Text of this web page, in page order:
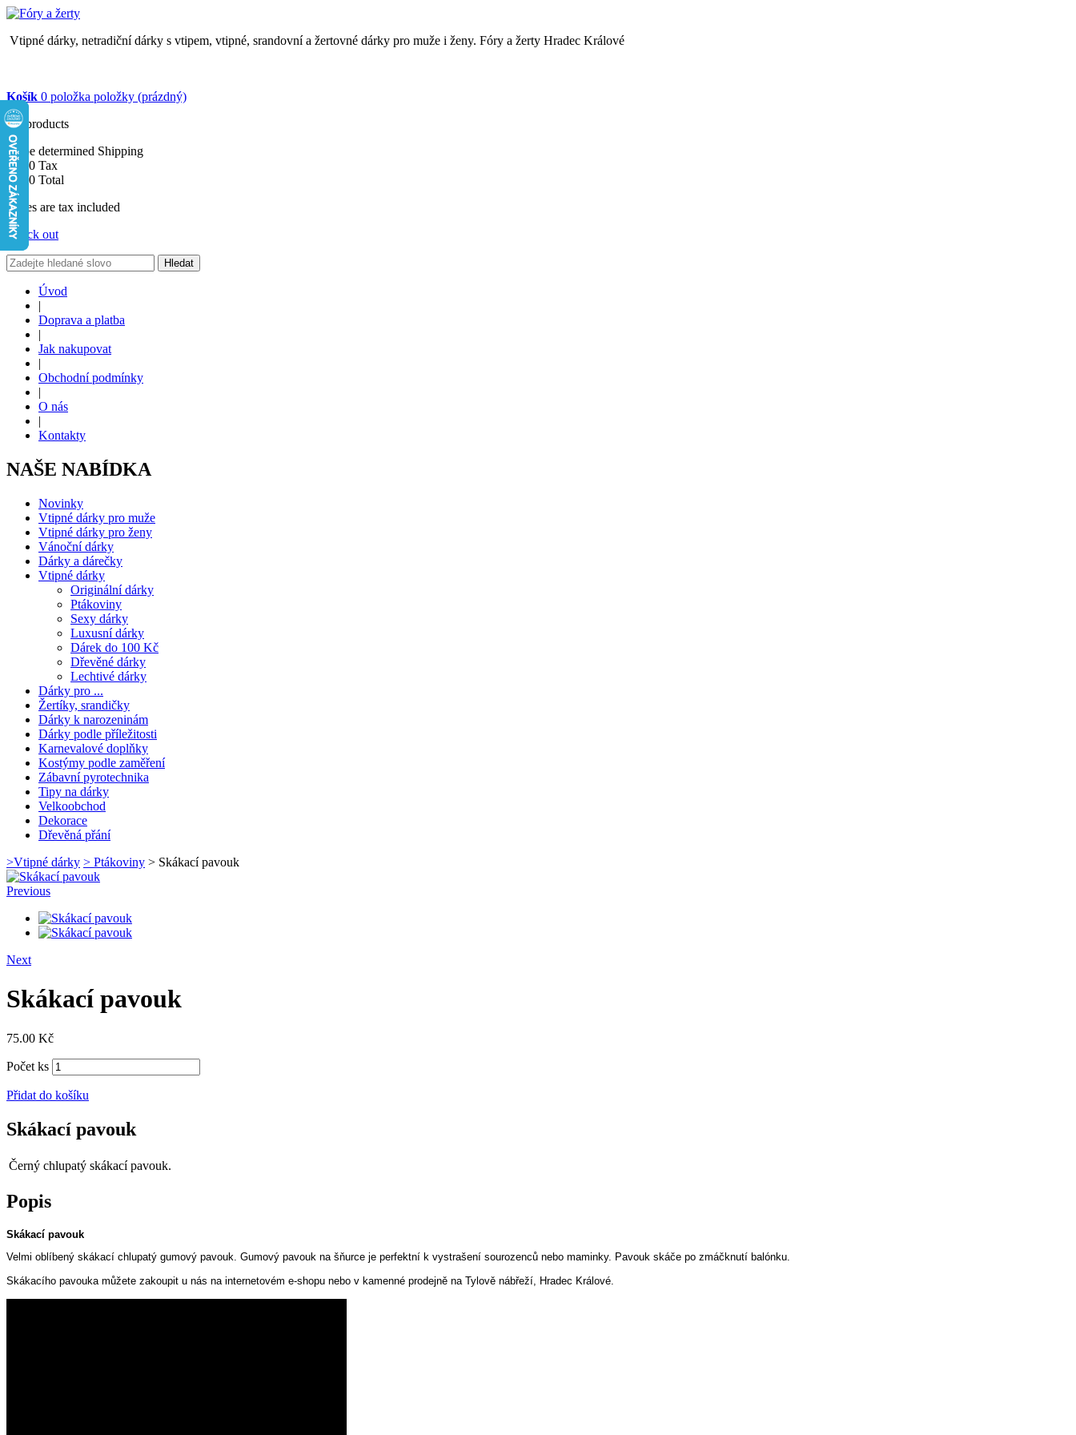
Vtipné dárky, netradiční dárky s vtipem, vtipné, srandovní a žertovné dárky pro muže i ženy. Fóry a žerty Hradec Králové
Košík 0 položka položky (prázdný)
No products
To be determined Shipping
$0.00 Tax
$0.00 Total
Prices are tax included
Check out
Hledat
Úvod
|
Doprava a platba
|
Jak nakupovat
|
Obchodní podmínky
|
O nás
|
Kontakty
NAŠE NABÍDKA
Novinky
Vtipné dárky pro muže
Vtipné dárky pro ženy
Vánoční dárky
Dárky a dárečky
Vtipné dárky
Originální dárky
Ptákoviny
Sexy dárky
Luxusní dárky
Dárek do 100 Kč
Dřevěné dárky
Lechtivé dárky
Dárky pro ...
Žertíky, srandičky
Dárky k narozeninám
Dárky podle příležitosti
Karnevalové doplňky
Kostýmy podle zaměření
Zábavní pyrotechnika
Tipy na dárky
Velkoobchod
Dekorace
Dřevěná přání
>Vtipné dárky > Ptákoviny > Skákací pavouk
Previous
Next
Skákací pavouk
75.00 Kč
Počet ks
Přidat do košíku
Skákací pavouk
Černý chlupatý skákací pavouk.
Popis
Skákací pavouk
Velmi oblíbený skákací chlupatý gumový pavouk. Gumový pavouk na šňurce je perfektní k vystrašení sourozenců nebo maminky. Pavouk skáče po zmáčknutí balónku.
Skákacího pavouka můžete zakoupit u nás na internetovém e-shopu nebo v kamenné prodejně na Tylově nábřeží, Hradec Králové.